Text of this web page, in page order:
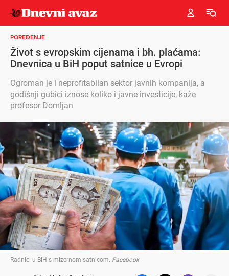
POREĐENJE
Život s evropskim cijenama i bh. plaćama:
Dnevnica u BiH poput satnice u Evropi
Ogroman je i neprofitabilan sektor javnih kompanija, a
godišnji gubici iznose koliko i javne investicije, kaže
profesor Domljan
Radnici u BiH s mizernom satnicom. Facebook